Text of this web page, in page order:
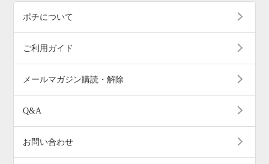
ポチについて
ご利用ガイド
メールマガジン購読・解除
Q&A
お問い合わせ